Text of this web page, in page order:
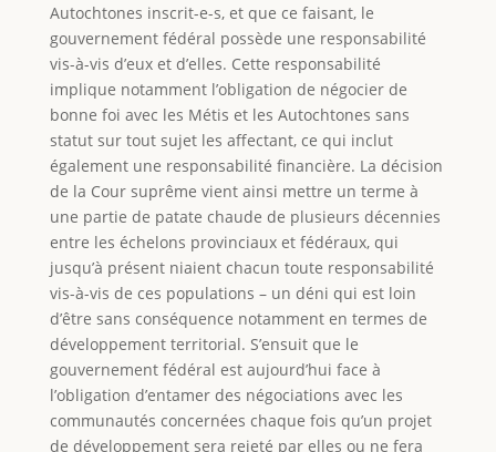
Autochtones inscrit-e-s, et que ce faisant, le
gouvernement fédéral possède une responsabilité
vis-à-vis d’eux et d’elles. Cette responsabilité
implique notamment l’obligation de négocier de
bonne foi avec les Métis et les Autochtones sans
statut sur tout sujet les affectant, ce qui inclut
également une responsabilité financière. La décision
de la Cour suprême vient ainsi mettre un terme à
une partie de patate chaude de plusieurs décennies
entre les échelons provinciaux et fédéraux, qui
jusqu’à présent niaient chacun toute responsabilité
vis-à-vis de ces populations – un déni qui est loin
d’être sans conséquence notamment en termes de
développement territorial. S’ensuit que le
gouvernement fédéral est aujourd’hui face à
l’obligation d’entamer des négociations avec les
communautés concernées chaque fois qu’un projet
de développement sera rejeté par elles ou ne fera